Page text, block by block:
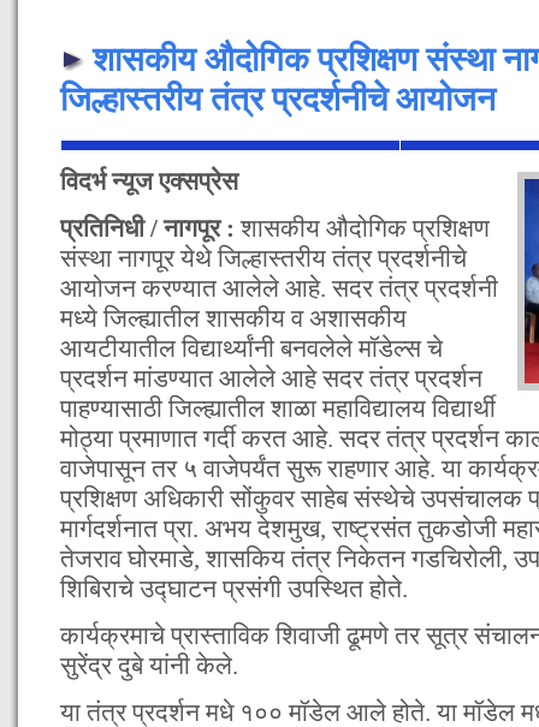
शासकीय औदोगिक प्रशिक्षण संस्था
जिल्हास्तरीय तंत्र प्रदर्शनीचे आयोजन
विदर्भ न्यूज एक्सप्रेस
प्रतिनिधी / नागपूर : शासकीय औदोगिक प्रशिक्षण
संस्था नागपूर येथे जिल्हास्तरीय तंत्र प्रदर्शनीचे
आयोजन करण्यात आलेले आहे. सदर तंत्र प्रदर्शनी
मध्ये जिल्ह्यातील शासकीय व अशासकीय
आयटीयातील विद्यार्थ्यांनी बनवलेले मॉडेल्स चे
प्रदर्शन मांडण्यात आलेले आहे सदर तंत्र प्रदर्शन
पाहण्यासाठी जिल्ह्यातील शाळा महाविद्यालय विद्यार्थी
मोठ्या प्रमाणात गर्दी करत आहे. सदर तंत्र प्रदर्शन
वाजेपासून तर ५ वाजेपर्यंत सुरू राहणार आहे. या
प्रशिक्षण अधिकारी सोंकुवर साहेब संस्थेचे उपसंचालक
मार्गदर्शनात प्रा. अभय देशमुख, राष्ट्रसंत तुकडोजी
तेजराव घोरमाडे, शासकिय तंत्र निकेतन गडचिरोली,
शिबिराचे उद्घाटन प्रसंगी उपस्थित होते.
कार्यक्रमाचे प्रास्ताविक शिवाजी ढूमणे तर सूत्र
सुरेंद्र दुबे यांनी केले.
या तंत्र प्रदर्शन मधे १०० मॉडेल आले होते. या मॉडेल